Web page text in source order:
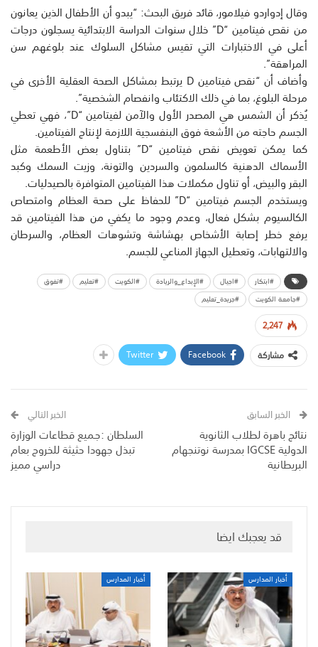
وقال إدواردو فيلامور، قائد فريق البحث: “يبدو أن الأطفال الذين يعانون
من نقص فيتامين “D” خلال سنوات الدراسة الابتدائية يسجلون درجات
أعلى في الاختبارات التي تقيس مشاكل السلوك عند بلوغهم سن
المراهقة”.
وأضاف أن “نقص فيتامين D يرتبط بمشاكل الصحة العقلية الأخرى في
مرحلة البلوغ، بما في ذلك الاكتئاب وانفصام الشخصية”.
يُذكر أن الشمس هي المصدر الأول والآمن لفيتامين “D”، فهي تعطي
الجسم حاجته من الأشعة فوق البنفسجية اللازمة لإنتاج الفيتامين.
كما يمكن تعويض نقص فيتامين “D” بتناول بعض الأطعمة مثل
الأسماك الدهنية كالسلمون والسردين والتونة، وزيت السمك وكبد
البقر والبيض، أو تناول مكملات هذا الفيتامين المتوافرة بالصيدليات.
ويستخدم الجسم فيتامين “D” للحفاظ على صحة العظام وامتصاص
الكالسيوم بشكل فعال، وعدم وجود ما يكفي من هذا الفيتامين قد
يرفع خطر إصابة الأشخاص بهشاشة وتشوهات العظام، والسرطان
والالتهابات، وتعطيل الجهاز المناعي للجسم.
#ابتكار #اجيال #الإبداع_والريادة #الكويت #تعليم
#تفوق
#جامعة الكويت
#جريدة_تعليم
2,247
مشاركة
Facebook
Twitter
الخبر السابق
نتائج باهرة لطلاب الثانوية
الدولية IGCSE بمدرسة نوتنجهام
البريطانية
الخبر التالي
السلطان :جـميع قطاعات الوزارة
تبذل جهودا حثيثة للخروج بعام
دراسي مميز
قد يعجبك ايضا
أخبار المدارس أخبار المدارس